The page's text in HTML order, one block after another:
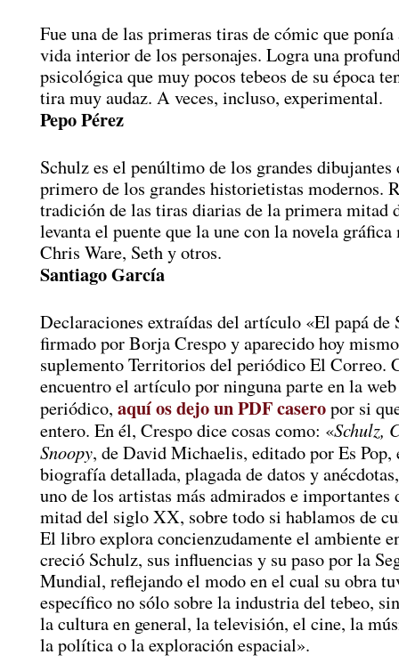
Fue una de las primeras tiras de cómic que
vida interior de los personajes. Logra una
psicológica que muy pocos tebeos de su época
tira muy audaz. A veces, incluso, experimental.
Pepo Pérez
Schulz es el penúltimo de los grandes dibujantes
primero de los grandes historietistas modernos.
tradición de las tiras diarias de la primera mitad
levanta el puente que la une con la novela gráfica
Chris Ware, Seth y otros.
Santiago García
Declaraciones extraídas del artículo «El papá de
firmado por Borja Crespo y aparecido hoy
suplemento Territorios del periódico El Correo.
encuentro el artículo por ninguna parte en la
periódico, aquí os dejo un PDF caseropor si
entero. En él, Crespo dice cosas como: «Schulz,
Snoopy, de David Michaelis, editado por Es Pop,
biografía detallada, plagada de datos y
uno de los artistas más admirados e importantes
mitad del siglo XX, sobre todo si hablamos de
El libro explora concienzudamente el ambiente
creció Schulz, sus influencias y su paso por la
Mundial, reflejando el modo en el cual su obra
específico no sólo sobre la industria del tebeo,
la cultura en general, la televisión, el cine, la
la política o la exploración espacial».